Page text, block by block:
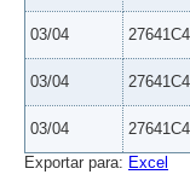
03/04
03/04
03/04
Exportar para: Excel